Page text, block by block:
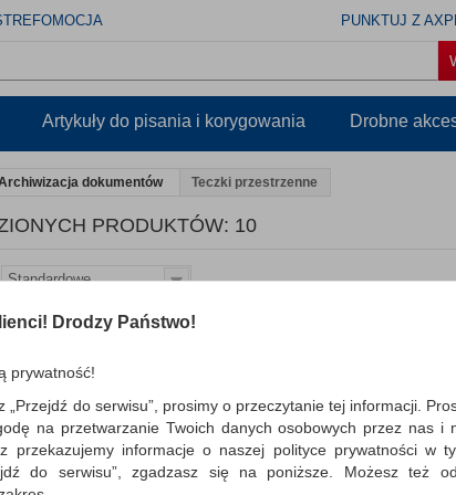
PUNKTUJ Z
Artykuły do pisania i korygowania Drobne
dokumentów Teczki przestrzenne
PRODUKTÓW: 10
Standardowe
harmonijkowa z 13
do dokumentów formatu A4;
Dostępność: TEL.
Drodzy Państwo!
prywatność!
„Przejdź do serwisu”, prosimy o przeczytanie tej informacji.
na przetwarzanie Twoich danych osobowych przez nas i
przekazujemy informacje o naszej polityce prywatności w
do serwisu”, zgadzasz się na poniższe. Możesz też